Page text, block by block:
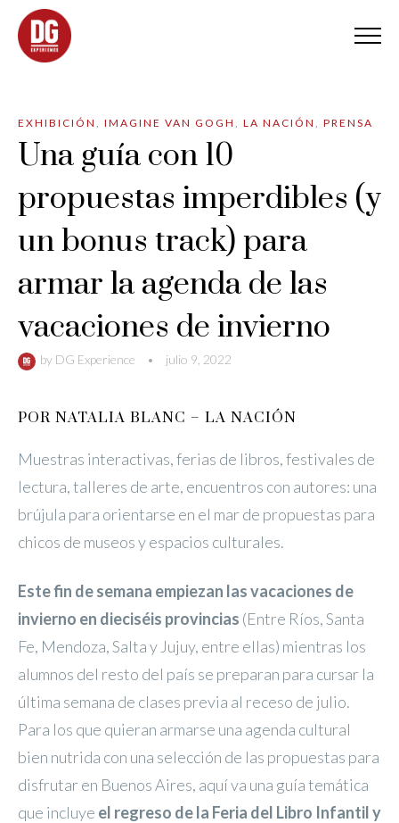
EXHIBICIÓN , IMAGINE VAN GOGH , LA NACIÓN , PRENSA
Una guía con 10
propuestas imperdibles (y
un bonus track) para
armar la agenda de las
vacaciones de invierno
by DG Experience • julio 9, 2022
POR NATALIA BLANC – LA NACIÓN
Muestras interactivas, ferias de libros, festivales de
lectura, talleres de arte, encuentros con autores: una
brújula para orientarse en el mar de propuestas para
chicos de museos y espacios culturales.
Este fin de semana empiezan las vacaciones de
invierno en dieciséis provincias (Entre Ríos, Santa
Fe, Mendoza, Salta y Jujuy, entre ellas) mientras los
alumnos del resto del país se preparan para cursar la
última semana de clases previa al receso de julio.
Para los que quieran armarse una agenda cultural
bien nutrida con una selección de las propuestas para
disfrutar en Buenos Aires, aquí va una guía temática
que incluye el regreso de la Feria del Libro Infantil y